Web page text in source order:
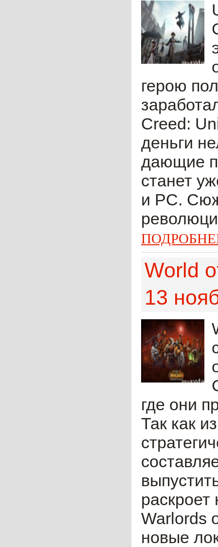
герою
Creed:
деньги
дающие
станет
и PC.
World
13
где они
Так как
Warlords
новые